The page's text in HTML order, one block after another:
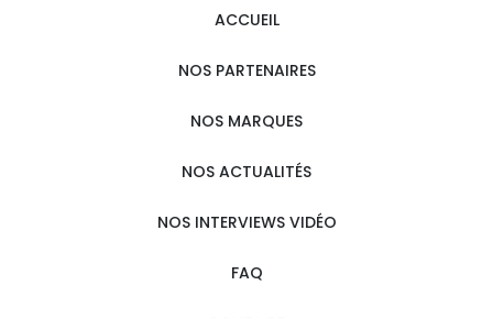
ACCUEIL
NOS PARTENAIRES
NOS MARQUES
NOS ACTUALITÉS
NOS INTERVIEWS VIDÉO
FAQ